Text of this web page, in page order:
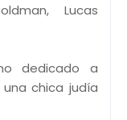
Lucas
dedicado a
chica judía